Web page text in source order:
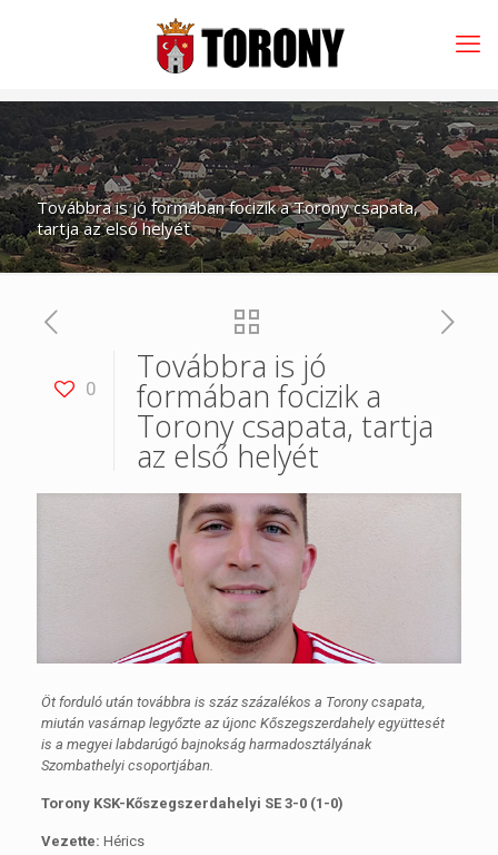
Továbbra is jó formában focizik a Torony csapata,
tartja az első helyét
0
Továbbra is jó
formában focizik a
Torony csapata, tartja
az első helyét
Öt forduló után továbbra is száz százalékos a Torony csapata,
miután vasárnap legyőzte az újonc Kőszegszerdahely együttesét
is a megyei labdarúgó bajnokság harmadosztályának
Szombathelyi csoportjában.
Torony KSK-Kőszegszerdahelyi SE 3-0 (1-0)
Vezette: Hérics